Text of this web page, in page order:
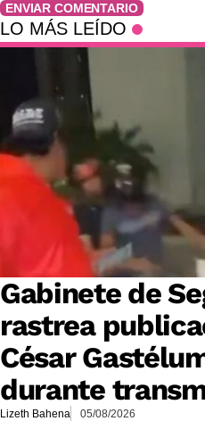
ENVIAR COMENTARIO
LO MÁS LEÍDO
Gabinete de
rastrea
César
durante
Lizeth Bahena 05/08/2026